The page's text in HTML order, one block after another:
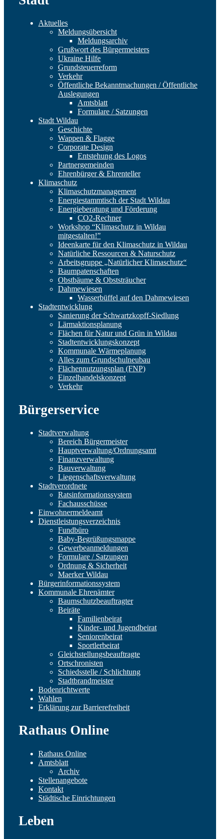
Aktuelles
Meldungsübersicht
Meldungsarchiv
Grußwort des Bürgermeisters
Ukraine Hilfe
Grundsteuerreform
Verkehr
Öffentliche Bekanntmachungen / Öffentliche
Auslegungen
Amtsblatt
Formulare / Satzungen
Stadt Wildau
Geschichte
Wappen & Flagge
Corporate Design
Entstehung des Logos
Partnergemeinden
Ehrenbürger & Ehrenteller
Klimaschutz
Klimaschutzmanagement
Energiestammtisch der Stadt Wildau
Energieberatung und Förderung
CO2-Rechner
Workshop “Klimaschutz in Wildau
mitgestalten!”
Ideenkarte für den Klimaschutz in Wildau
Natürliche Ressourcen & Naturschutz
Arbeitsgruppe „Natürlicher Klimaschutz“
Baumpatenschaften
Obstbäume & Obststräucher
Dahmewiesen
Wasserbüffel auf den Dahmewiesen
Stadtentwicklung
Sanierung der Schwartzkopff-Siedlung
Lärmaktionsplanung
Flächen für Natur und Grün in Wildau
Stadtentwicklungskonzept
Kommunale Wärmeplanung
Alles zum Grundschulneubau
Flächennutzungsplan (FNP)
Einzelhandelskonzept
Verkehr
Bürgerservice
Stadtverwaltung
Bereich Bürgermeister
Hauptverwaltung/Ordnungsamt
Finanzverwaltung
Bauverwaltung
Liegenschaftsverwaltung
Stadtverordnete
Ratsinformationssystem
Fachausschüsse
Einwohnermeldeamt
Dienstleistungsverzeichnis
Fundbüro
Baby-Begrüßungsmappe
Gewerbeanmeldungen
Formulare / Satzungen
Ordnung & Sicherheit
Maerker Wildau
Bürgerinformationssystem
Kommunale Ehrenämter
Baumschutzbeauftragter
Beiräte
Familienbeirat
Kinder- und Jugendbeirat
Seniorenbeirat
Sportlerbeirat
Gleichstellungsbeauftragte
Ortschronisten
Schiedsstelle / Schlichtung
Stadtbrandmeister
Bodenrichtwerte
Wahlen
Erklärung zur Barrierefreiheit
Rathaus Online
Rathaus Online
Amtsblatt
Archiv
Stellenangebote
Kontakt
Städtische Einrichtungen
Leben